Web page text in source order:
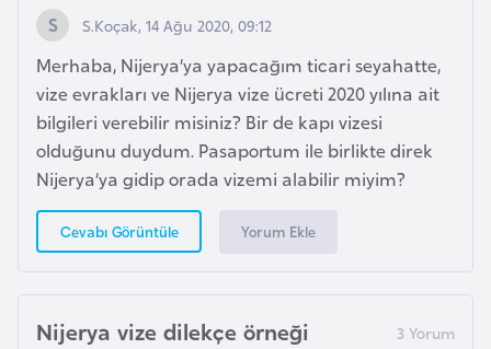
S.Koçak, 14 Ağu 2020, 09:12
Merhaba, Nijerya’ya yapacağım ticari seyahatte,
vize evrakları ve Nijerya vize ücreti 2020 yılına ait
bilgileri verebilir misiniz? Bir de kapı vizesi
olduğunu duydum. Pasaportum ile birlikte direk
Nijerya’ya gidip orada vizemi alabilir miyim?
Cevabı Görüntüle Yorum Ekle
Nijerya vize dilekçe örneği
G
i
n
e
G
r
e
n
a
a